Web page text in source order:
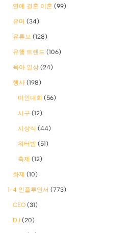
연예 결혼 이혼 (99)
유머 (34)
유튜브 (128)
유행 트렌드 (106)
육아 일상 (24)
행사 (198)
미인대회 (56)
시구 (12)
시상식 (44)
워터밤 (51)
축제 (12)
화제 (10)
1-4 인플루언서 (773)
CEO (31)
DJ (20)